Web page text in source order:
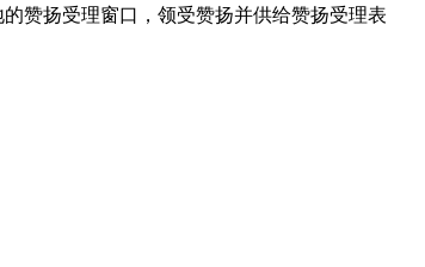
赞扬受理窗口，领受赞扬并供给赞扬受理表